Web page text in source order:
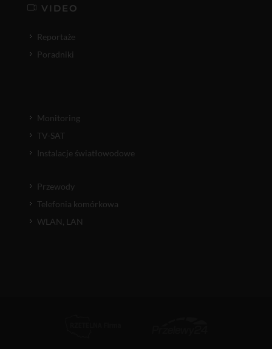
VIDEO
Reportaże
Poradniki
Monitoring
TV-SAT
Instalacje światłowodowe
Przewody
Telefonia komórkowa
WLAN, LAN